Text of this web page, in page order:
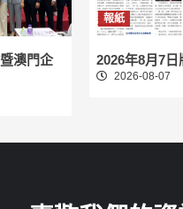
澳門企
報紙
2026年8月7日
2026-08-07